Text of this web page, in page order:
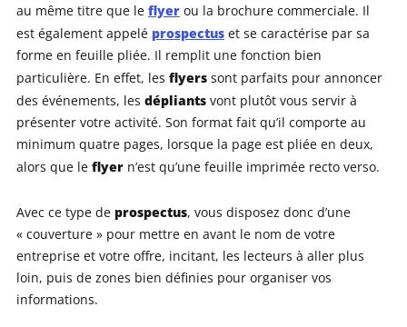
au même titre que le flyerou la brochure commerciale. Il
est également appelé prospectuset se caractérise par sa
forme en feuille pliée. Il remplit une fonction bien
particulière. En effet, les flyerssont parfaits pour annoncer
des événements, les dépliantsvont plutôt vous servir à
présenter votre activité. Son format fait qu’il comporte au
minimum quatre pages, lorsque la page est pliée en deux,
alors que le flyern’est qu’une feuille imprimée recto verso.
Avec ce type de prospectus, vous disposez donc d’une
« couverture » pour mettre en avant le nom de votre
entreprise et votre offre, incitant, les lecteurs à aller plus
loin, puis de zones bien définies pour organiser vos
informations.